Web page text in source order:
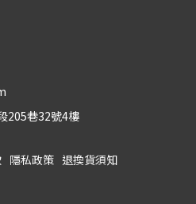
205巷32號4樓
隱私政策 退換貨須知